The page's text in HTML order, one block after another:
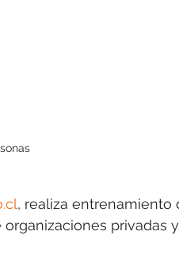
, realiza entrenamiento
privadas